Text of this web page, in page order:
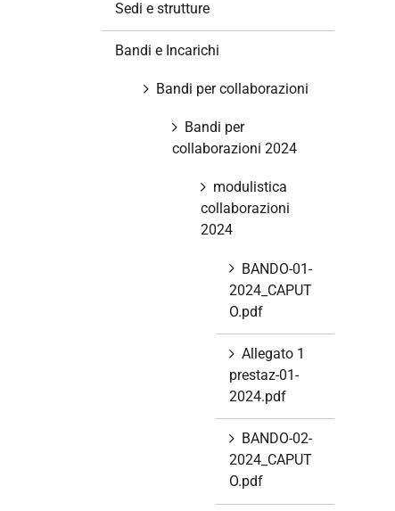
Sedi e strutture
Bandi e Incarichi
Bandi per collaborazioni
Bandi per
collaborazioni 2024
modulistica
collaborazioni
2024
BANDO-01-
2024_CAPUT
O.pdf
Allegato 1
prestaz-01-
2024.pdf
BANDO-02-
2024_CAPUT
O.pdf